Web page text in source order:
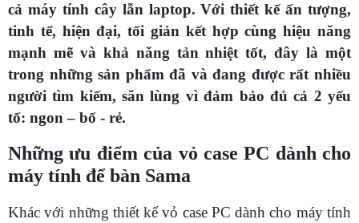
cả máy tính cây lẫn laptop. Với thiết kế ấn tượng,
tinh tế, hiện đại, tối giản kết hợp cùng hiệu năng
mạnh mẽ và khả năng tản nhiệt tốt, đây là một
trong những sản phẩm đã và đang được rất nhiều
người tìm kiếm, săn lùng vì đảm bảo đủ cả 2 yếu
tố: ngon – bổ - rẻ.
Những ưu điểm của vỏ case PC dành cho
máy tính để bàn Sama
Khác với những thiết kế vỏ case PC dành cho máy tính